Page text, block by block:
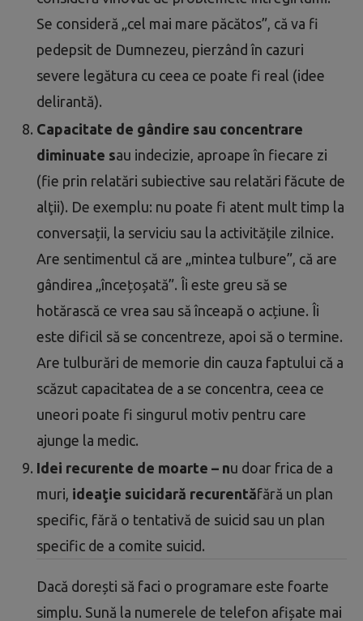
Se consideră „cel mai mare păcătos”, că va fi
pedepsit de Dumnezeu, pierzând în cazuri
severe legătura cu ceea ce poate fi real (idee
delirantă).
Capacitate de gândire sau concentrare
diminuate sau indecizie, aproape în fiecare zi
(fie prin relatări subiective sau relatări făcute de
alţii). De exemplu: nu poate fi atent mult timp la
conversații, la serviciu sau la activitățile zilnice.
Are sentimentul că are „mintea tulbure”, că are
gândirea „încețoșată”. Îi este greu să se
hotărască ce vrea sau să înceapă o acțiune. Îi
este dificil să se concentreze, apoi să o termine.
Are tulburări de memorie din cauza faptului că a
scăzut capacitatea de a se concentra, ceea ce
uneori poate fi singurul motiv pentru care
ajunge la medic.
Idei recurente de moarte – nu doar frica de a
muri, ideaţie suicidară recurentăfără un plan
specific, fără o tentativă de suicid sau un plan
specific de a comite suicid.
Dacă dorești să faci o programare este foarte
simplu. Sună la numerele de telefon afișate mai